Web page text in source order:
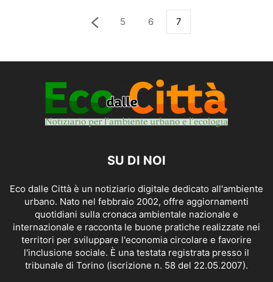
5 6 7
SU DI NOI
Eco dalle Città è un notiziario digitale dedicato all'ambiente
urbano. Nato nel febbraio 2002, offre aggiornamenti
quotidiani sulla cronaca ambientale nazionale e
internazionale e racconta le buone pratiche realizzate nei
territori per sviluppare l'economia circolare e favorire
l'inclusione sociale. È una testata registrata presso il
tribunale di Torino (iscrizione n. 58 del 22.05.2007).